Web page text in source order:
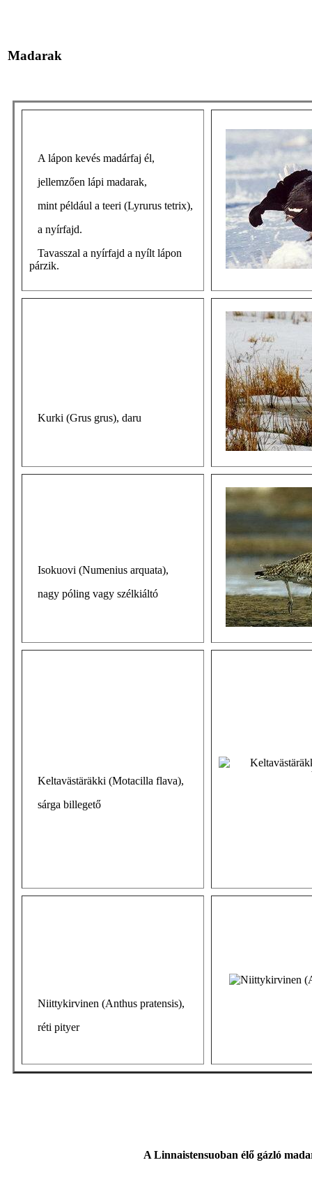
Madarak
A lápon kevés madárfaj él,
jellemzően lápi madarak,
mint például a teeri (Lyrurus tetrix),
a nyírfajd.
Tavasszal a nyírfajd a nyílt lápon
párzik.
Kurki (Grus grus), daru
Isokuovi (Numenius arquata),
nagy póling vagy szélkiáltó
Keltavästäräkki (Motacilla flava),
sárga billegető
Niittykirvinen (Anthus pratensis),
réti pityer
A Linnaistensuoban élő gázló